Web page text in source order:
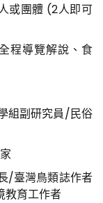
或團體 (2人即可
程導覽解說、食
組副研究員/民俗
/臺灣鳥類誌作者
教育工作者